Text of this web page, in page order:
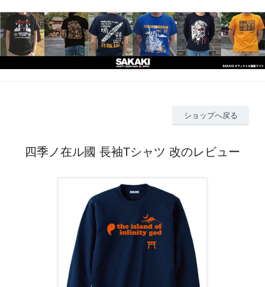
ショップへ戻る
四季ノ在ル國 長袖Tシャツ 改のレビュー